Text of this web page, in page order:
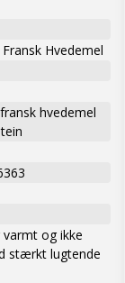
Hvedemel
hvedemel
og ikke
stærkt lugtende